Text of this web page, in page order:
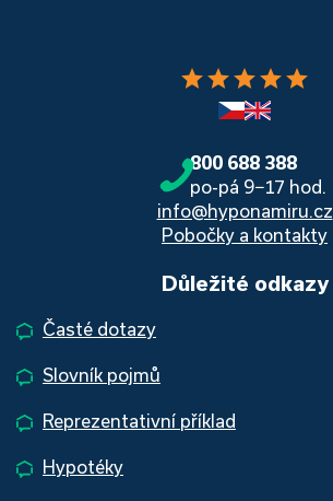
starstarstarstarstar
800 688 388
po-pá 9−17 hod.
info@hyponamiru.cz
Pobočky a kontakty
Důležité odkazy
Časté dotazy
Slovník pojmů
Reprezentativní příklad
Hypotéky